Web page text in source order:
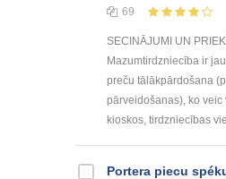
69
SECINĀJUMI UN
Mazumtirdzniecība ir
preču tālākpārdošana
pārveidošanas), ko veic
kioskos, tirdzniecības
Portera piecu